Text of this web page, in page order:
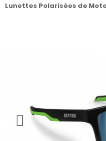
Lunettes Polarisées de Moto